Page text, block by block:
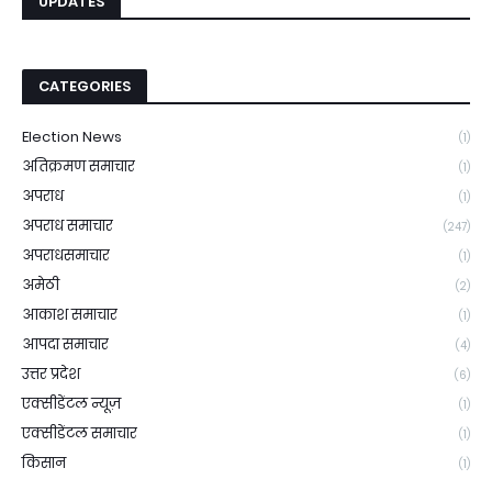
CATEGORIES
Election News (1)
अतिक्रमण समाचार (1)
अपराध (1)
अपराध समाचार (247)
अपराधसमाचार (1)
अमेठी (2)
आकाश समाचार (1)
आपदा समाचार (4)
उत्तर प्रदेश (6)
एक्सीडेंटल न्यूज़ (1)
एक्सीडेंटल समाचार (1)
किसान (1)